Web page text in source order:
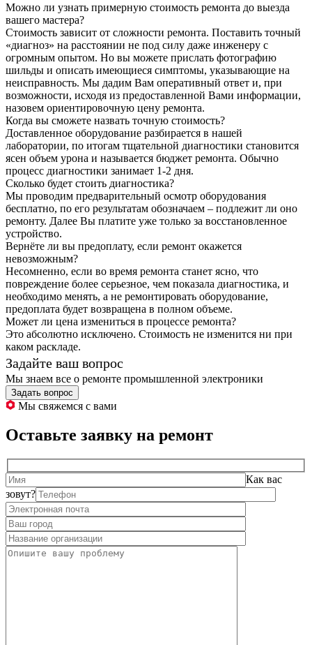
Можно ли узнать примерную стоимость ремонта до выезда
вашего мастера?
Стоимость зависит от сложности ремонта. Поставить точный
«диагноз» на расстоянии не под силу даже инженеру с
огромным опытом. Но вы можете прислать фотографию
шильды и описать имеющиеся симптомы, указывающие на
неисправность. Мы дадим Вам оперативный ответ и, при
возможности, исходя из предоставленной Вами информации,
назовем ориентировочную цену ремонта.
Когда вы сможете назвать точную стоимость?
Доставленное оборудование разбирается в нашей
лаборатории, по итогам тщательной диагностики становится
ясен объем урона и называется бюджет ремонта. Обычно
процесс диагностики занимает 1-2 дня.
Сколько будет стоить диагностика?
Мы проводим предварительный осмотр оборудования
бесплатно, по его результатам обозначаем – подлежит ли оно
ремонту. Далее Вы платите уже только за восстановленное
устройство.
Вернёте ли вы предоплату, если ремонт окажется
невозможным?
Несомненно, если во время ремонта станет ясно, что
повреждение более серьезное, чем показала диагностика, и
необходимо менять, а не ремонтировать оборудование,
предоплата будет возвращена в полном объеме.
Может ли цена измениться в процессе ремонта?
Это абсолютно исключено. Стоимость не изменится ни при
каком раскладе.
Задайте ваш вопрос
Мы знаем все о ремонте промышленной электроники
Задать вопрос
Мы свяжемся с вами
Оставьте заявку на ремонт
Как вас
зовут?